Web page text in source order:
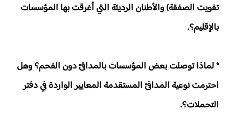
تفويت الصفقة) والأطنان الرديئة التي أغرقت بها المؤسسات
بالإقليم؟.
* لماذا توصلت بعض المؤسسات بالمدافئ دون الفحم؟ وهل
احترمت نوعية المدافئ المستقدمة المعايير الواردة في دفتر
التحملات؟.